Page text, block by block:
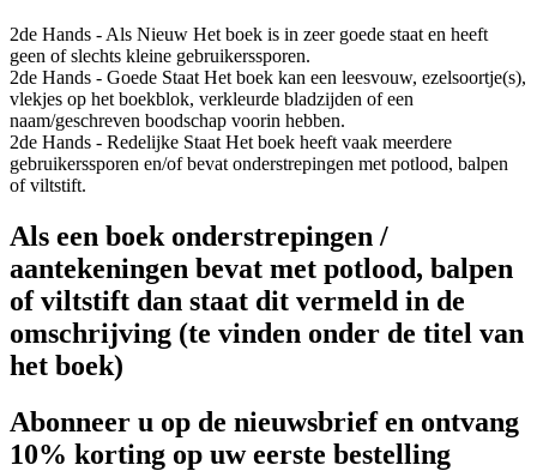
2de Hands - Als Nieuw Het boek is in zeer goede staat en heeft
geen of slechts kleine gebruikerssporen.
2de Hands - Goede Staat Het boek kan een leesvouw, ezelsoortje(s),
vlekjes op het boekblok, verkleurde bladzijden of een
naam/geschreven boodschap voorin hebben.
2de Hands - Redelijke Staat Het boek heeft vaak meerdere
gebruikerssporen en/of bevat onderstrepingen met potlood, balpen
of viltstift.
Als een boek onderstrepingen /
aantekeningen bevat met potlood, balpen
of viltstift dan staat dit vermeld in de
omschrijving (te vinden onder de titel van
het boek)
Abonneer u op de nieuwsbrief en ontvang
10% korting op uw eerste bestelling